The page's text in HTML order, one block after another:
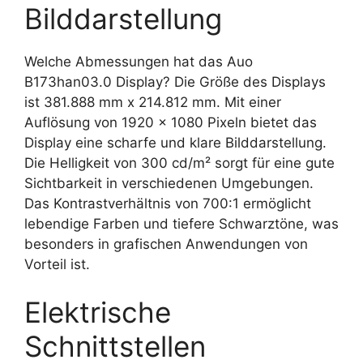
Bilddarstellung
Welche Abmessungen hat das Auo
B173han03.0 Display? Die Größe des Displays
ist 381.888 mm x 214.812 mm. Mit einer
Auflösung von 1920 x 1080 Pixeln bietet das
Display eine scharfe und klare Bilddarstellung.
Die Helligkeit von 300 cd/m² sorgt für eine gute
Sichtbarkeit in verschiedenen Umgebungen.
Das Kontrastverhältnis von 700:1 ermöglicht
lebendige Farben und tiefere Schwarztöne, was
besonders in grafischen Anwendungen von
Vorteil ist.
Elektrische
Schnittstellen